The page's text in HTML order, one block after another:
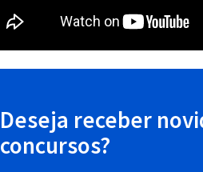
Deseja receber
concursos?